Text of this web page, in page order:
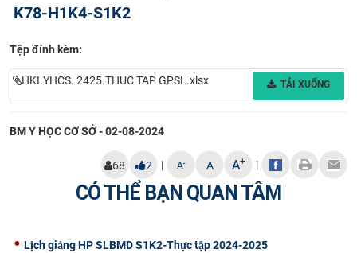
TUYỂN SINH
ĐÀO TẠO
ĐẢM BẢO CHẤT LƯỢNG
KHOA HỌC CÔNG NGHỆ
K78-H1K4-S1K2
Tệp đính kèm:
HKI.YHCS. 2425.THUC TAP GPSL.xlsx TẢI XUỐNG
BM Y HỌC CƠ SỞ - 02-08-2024
68 2 | A- A A+ |
CÓ THỂ BẠN QUAN TÂM
Lịch giảng HP SLBMD S1K2-Thực tập 2024-2025